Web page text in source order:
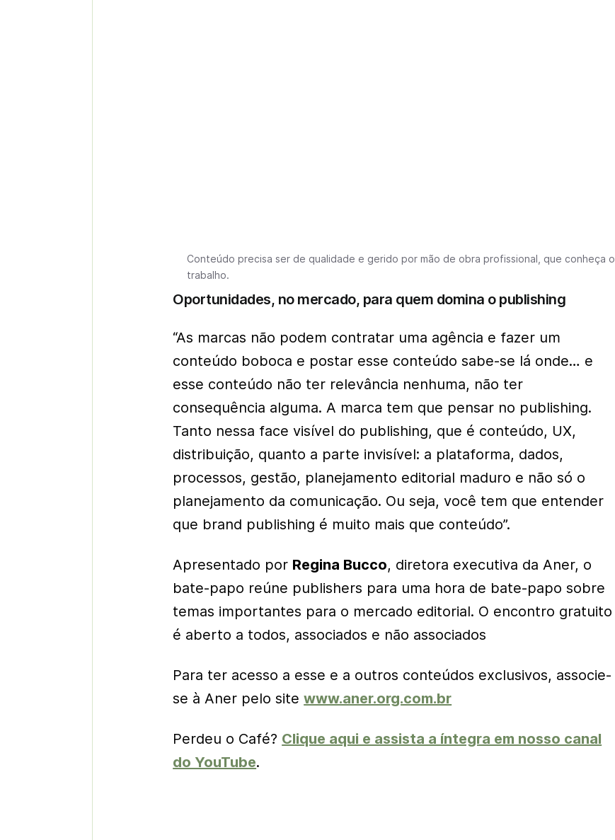
Conteúdo precisa ser de qualidade e gerido por mão de obra profissional, que conheça o
trabalho.
Oportunidades, no mercado, para quem domina o publishing
“As marcas não podem contratar uma agência e fazer um
conteúdo boboca e postar esse conteúdo sabe-se lá onde… e
esse conteúdo não ter relevância nenhuma, não ter
consequência alguma. A marca tem que pensar no publishing.
Tanto nessa face visível do publishing, que é conteúdo, UX,
distribuição, quanto a parte invisível: a plataforma, dados,
processos, gestão, planejamento editorial maduro e não só o
planejamento da comunicação. Ou seja, você tem que entender
que brand publishing é muito mais que conteúdo”.
Apresentado por Regina Bucco, diretora executiva da Aner, o
bate-papo reúne publishers para uma hora de bate-papo sobre
temas importantes para o mercado editorial. O encontro gratuito
é aberto a todos, associados e não associados
Para ter acesso a esse e a outros conteúdos exclusivos, associe-
se à Aner pelo sitewww.aner.org.com.br
Perdeu o Café? Clique aqui e assista a íntegra em nosso canal
do YouTube.